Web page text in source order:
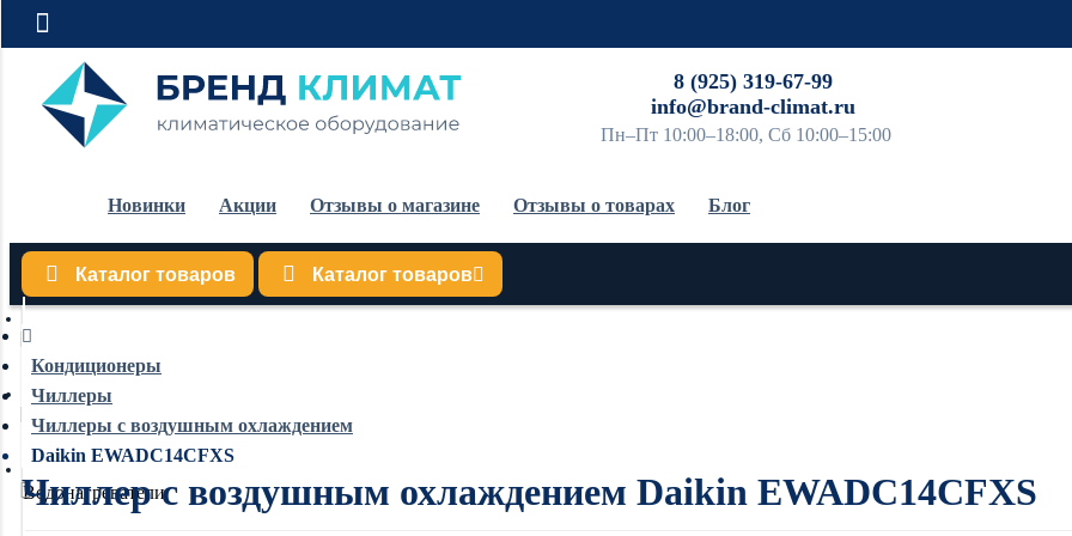
8 (925) 319-67-99
info@brand-climat.ru
Пн–Пт 10:00–18:00, Сб 10:00–15:00
Новинки Акции Отзывы о магазине Отзывы о товарах Блог
Каталог товаров Каталог товаров
Кондиционеры
Обогреватели
Водонагреватели
Кондиционеры
Чиллеры
Чиллеры с воздушным охлаждением
Daikin EWADC14CFXS
Чиллер с воздушным охлаждением Daikin EWADC14CFXS